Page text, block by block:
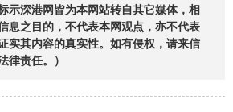
示深港网皆为本网站转自其它媒体，相
息之目的，不代表本网观点，亦不代表
实其内容的真实性。如有侵权，请来信
律责任。）